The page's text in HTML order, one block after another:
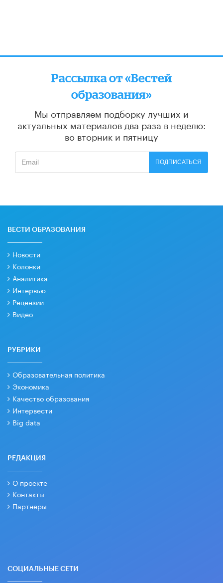
Рассылка от «Вестей
образования»
Мы отправляем подборку лучших и
актуальных материалов два раза в неделю:
во вторник и пятницу
ПОДПИСАТЬСЯ
ВЕСТИ ОБРАЗОВАНИЯ
Новости
Колонки
Аналитика
Интервью
Рецензии
Видео
РУБРИКИ
Образовательная политика
Экономика
Качество образования
Интервести
Big data
РЕДАКЦИЯ
О проекте
Контакты
Партнеры
СОЦИАЛЬНЫЕ СЕТИ